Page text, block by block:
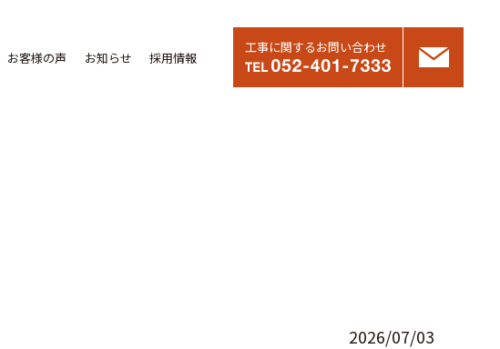
お客様の声 お知らせ 採用情報
工事に関するお問い合わせ
2026/07/03